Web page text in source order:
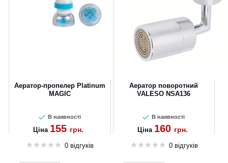
Аератор-пропелер Platinum
MAGIC
В наявності
Ціна 155 грн.
0 відгуків
Аератор поворотний
VALESO NSA136
В наявності
Ціна 160 грн.
0 відгуків